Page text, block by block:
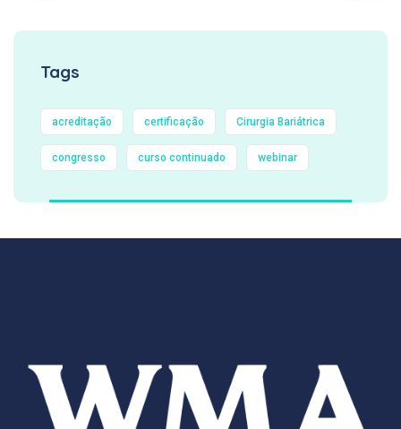
Tags
acreditação certificação Cirurgia Bariátrica
congresso curso continuado webinar